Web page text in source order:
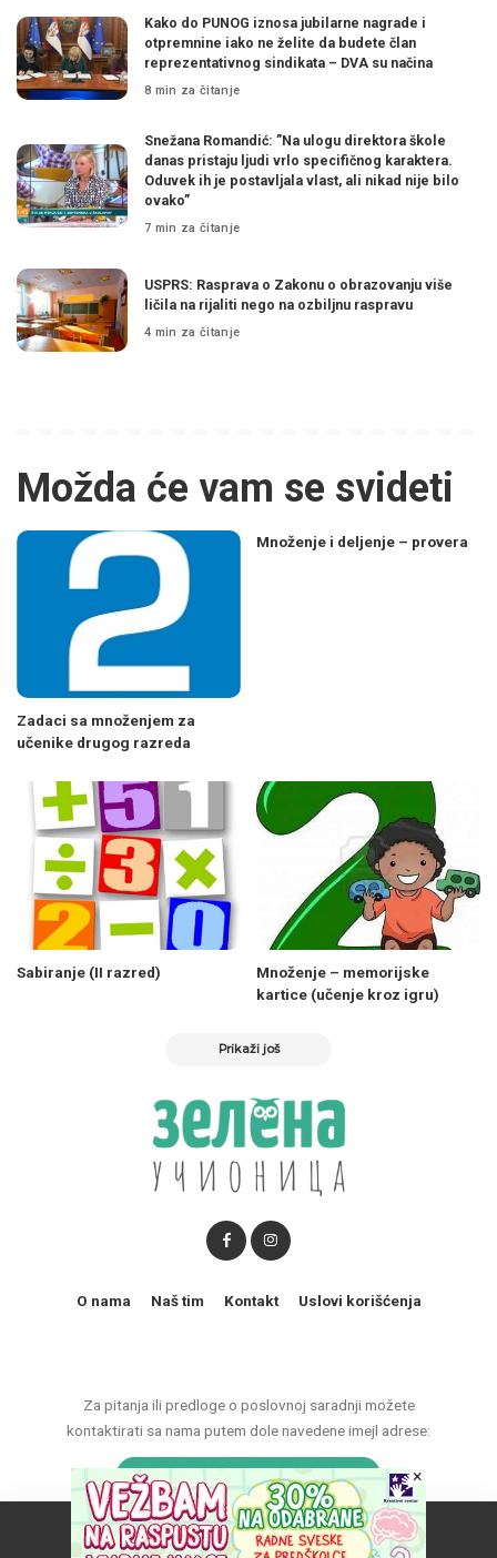
Kako do PUNOG iznosa jubilarne nagrade i
otpremnine iako ne želite da budete član
reprezentativnog sindikata – DVA su načina
8 min za čitanje
Snežana Romandić: ”Na ulogu direktora škole
danas pristaju ljudi vrlo specifičnog karaktera.
Oduvek ih je postavljala vlast, ali nikad nije bilo
ovako”
7 min za čitanje
USPRS: Rasprava o Zakonu o obrazovanju više
ličila na rijaliti nego na ozbiljnu raspravu
4 min za čitanje
Možda će vam se svideti
Zadaci sa množenjem za
učenike drugog razreda
Množenje i deljenje – provera
Sabiranje (II razred)
Množenje – memorijske
kartice (učenje kroz igru)
Prikaži još
Za pitanja ili predloge o poslovnoj saradnji možete
kontaktirati sa nama putem dole navedene imejl adrese:
marketing@zelenaucionica.com
O nama Naš tim Kontakt Uslovi korišćenja
Naš vebsajt koristi kolačiće da poboljša vaše iskustvo.
×